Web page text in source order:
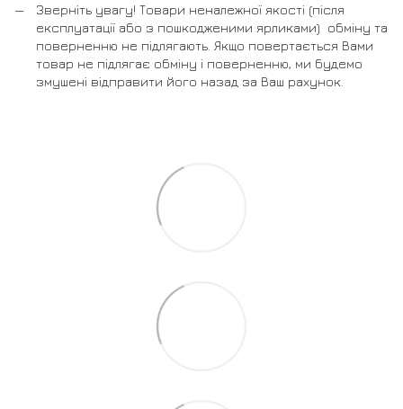
Зверніть увагу! Товари неналежної якості (після
експлуатації або з пошкодженими ярликами) обміну та
поверненню не підлягають. Якщо повертається Вами
товар не підлягає обміну і поверненню, ми будемо
змушені відправити його назад за Ваш рахунок.